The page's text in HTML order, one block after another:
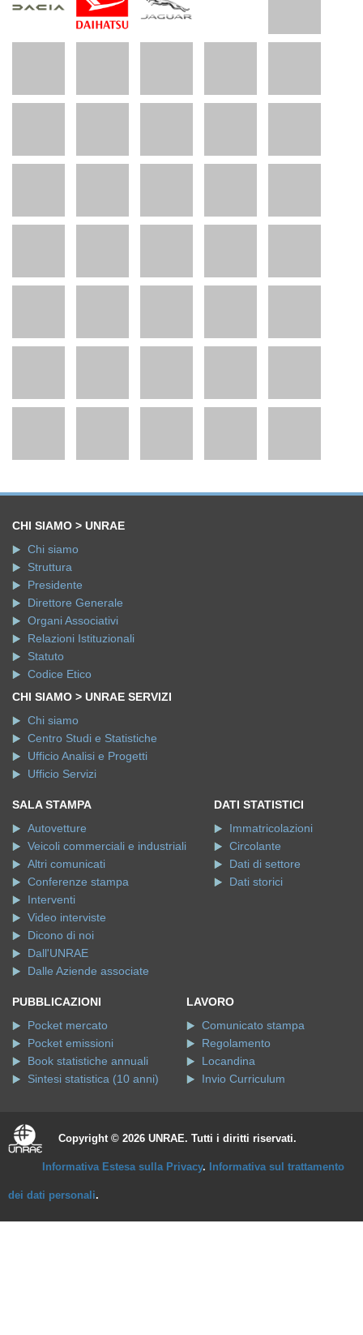
CHI SIAMO > UNRAE
Chi siamo
Struttura
Presidente
Direttore Generale
Organi Associativi
Relazioni Istituzionali
Statuto
Codice Etico
CHI SIAMO > UNRAE SERVIZI
Chi siamo
Centro Studi e Statistiche
Ufficio Servizi
SALA STAMPA
Autovetture
Veicoli commerciali e industriali
Altri comunicati
Conferenze stampa
Interventi
Video interviste
Dicono di noi
Dalle Aziende associate
DATI STATISTICI
Immatricolazioni
PUBBLICAZIONI
Pocket mercato
Sintesi statistica (10 anni)
LAVORO
Comunicato stampa
Invio Curriculum
Copyright © 2026 UNRAE. Tutti i diritti riservati.